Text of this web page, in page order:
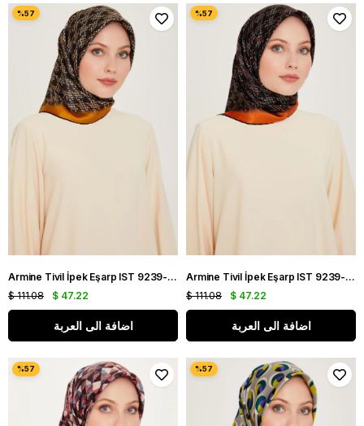
Armine Tivil İpek Eşarp IST 9239-31 Turuncu Karışık Desen
$ 47.22
$ 111.08
اضافة الى العربة
Armine Tivil İpek Eşarp IST 9239-80 Turuncu Karışık Desen
$ 47.22
$ 111.08
اضافة الى العربة